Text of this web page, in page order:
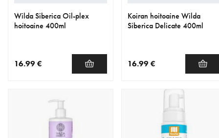
Wilda Siberica Oil-plex
hoitoaine 400ml
16.99 €
Koiran hoitoaine Wilda
Siberica Delicate 400ml
16.99 €